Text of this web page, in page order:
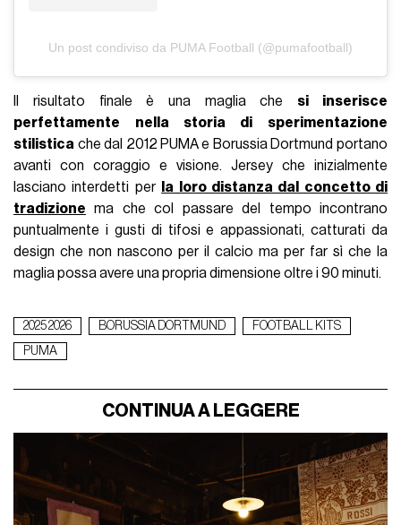
Un post condiviso da PUMA Football (@pumafootball)
Il risultato finale è una maglia che si inserisce
perfettamente nella storia di sperimentazione
stilistica che dal 2012 PUMA e Borussia Dortmund portano
avanti con coraggio e visione. Jersey che inizialmente
lasciano interdetti per
la loro distanza dal concetto di
tradizione ma che col passare del tempo incontrano
puntualmente i gusti di tifosi e appassionati, catturati da
design che non nascono per il calcio ma per far sì che la
maglia possa avere una propria dimensione oltre i 90 minuti.
2025 2026 BORUSSIA DORTMUND
FOOTBALL KITS
PUMA
CONTINUA A LEGGERE